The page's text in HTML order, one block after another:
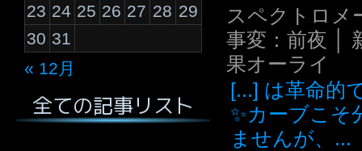
« 12月
23 24 25 26 27 28 29
30 31
全ての記事リスト
スペクトロメ
事変：前夜 │
果オーライ
[...] は革命的
✨カーブこそ
ませんが、...